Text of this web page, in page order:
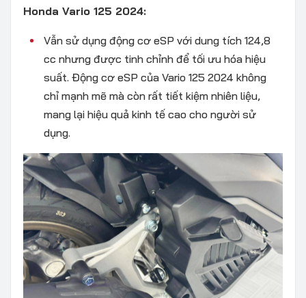
Honda Vario 125 2024:
Vẫn sử dụng động cơ eSP với dung tích 124,8
cc nhưng được tinh chỉnh để tối ưu hóa hiệu
suất. Động cơ eSP của Vario 125 2024 không
chỉ mạnh mẽ mà còn rất tiết kiệm nhiên liệu,
mang lại hiệu quả kinh tế cao cho người sử
dụng.